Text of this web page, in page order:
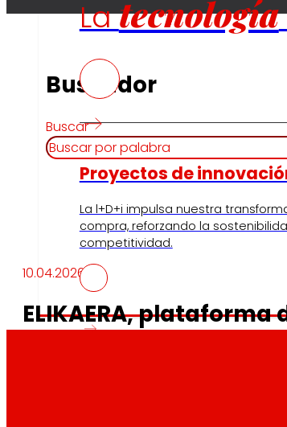
Latecnología
Proyectos de
La l+D+i impulsa nuestra
compra, reforzando la
competitividad.
Buscador
Buscar
10.04.2026
ELIKAERA,